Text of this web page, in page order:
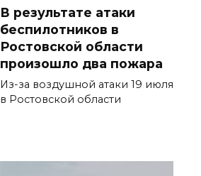
В результате атаки
беспилотников в
Ростовской области
произошло два пожара
Из-за воздушной атаки 19 июля
в Ростовской области